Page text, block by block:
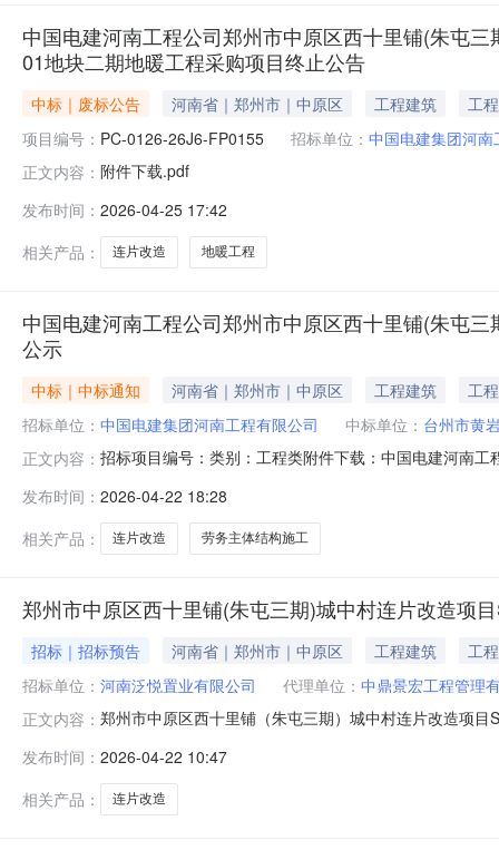
中国电建河南工程公司郑州市中原区西十里铺(朱屯
01地块二期地暖工程采购项目终止公告
中标｜废标公告 河南省｜郑州市｜中原区 工程建筑
工程
项目编号： PC-0126-26J6-FP0155 招标单位： 中国电建集团河
正文内容： 附件下载.pdf
发布时间： 2026-04-25 17:42
相关产品：
连片改造 地暖工程
中国电建河南工程公司郑州市中原区西十里铺(朱屯
公示
中标｜中标通知 河南省｜郑州市｜中原区 工程建筑
工程
招标单位： 中国电建集团河南工程有限公司 中标单位： 台州市黄
正文内容： 招标项目编号：类别：工程类附件下载：中国电建河南
发布时间： 2026-04-22 18:28
相关产品：
连片改造 劳务主体结构施工
郑州市中原区西十里铺(朱屯三期)城中村连片改造项
招标｜招标预告 河南省｜郑州市｜中原区 工程建筑
工程
招标单位： 河南泛悦置业有限公司 代理单位： 中鼎景宏工程管理
正文内容： 郑州市中原区西十里铺（朱屯三期）城中村连片改造项
2203-410102-04-05-228639）四、招标方式：公开招标
发布时间： 2026-04-22 10:47
相关产品：
连片改造